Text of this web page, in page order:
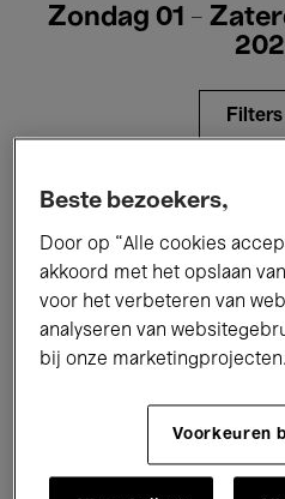
Zondag 01 -
Filters
Alle evenementen
Tentoonstellingen
Performances
Jazz Klassieke
Beste bezoekers,
Door op “Alle cookies
akkoord met het opslaan
voor het verbeteren van
analyseren van
bij onze marketingprojecten.
Voorkeuren